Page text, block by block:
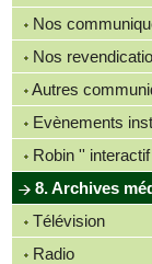
Nos
Nos
Autres
Evènements
Robin ''
8. Archives
Télévision
Radio